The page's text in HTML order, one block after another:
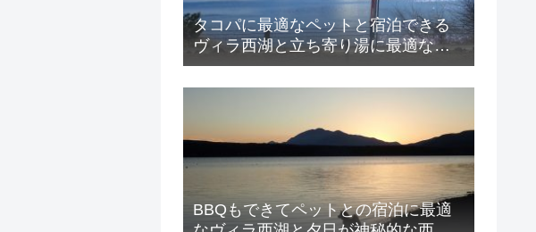
タコパに最適なペットと宿泊できる
ヴィラ西湖と立ち寄り湯に最適ない
ずみの湯、絶景の富士山のご紹介！
BBQもできてペットとの宿泊に最適